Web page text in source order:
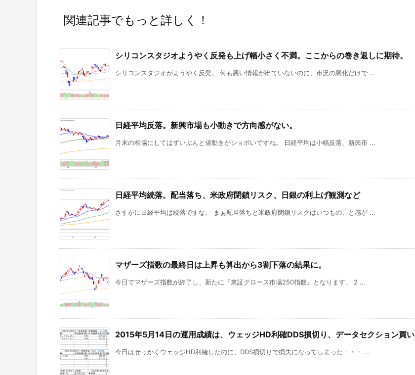
関連記事でもっと詳しく！
シリコンスタジオようやく反発も上げ幅小さく不満。ここからの巻き返しに期待。
シリコンスタジオがようやく反発。 何も悪い情報が出ていないのに、市況の悪化だけで ...
日経平均反落。新興市場も小動きで方向感がない。
月末の相場にしてはずいぶんと値動きがショボいですね。 日経平均は小幅反落、新興市 ...
日経平均続落。配当落ち、米政府閉鎖リスク、日銀の利上げ観測など
さすがに日経平均は続落ですな。 まぁ配当落ちと米政府閉鎖リスクはいつものこと感が ...
マザーズ指数の最終日は上昇も算出から3割下落の結果に。
今日でマザーズ指数が終了し、新たに『東証グロース市場250指数』となります。 2 ...
2015年5月14日の運用成績は、ウェッジHD利確DDS損切り、データセクション買い
今日はせっかくウェッジHD利確したのに、DDS損切りで損失になってしまった・・・ ...